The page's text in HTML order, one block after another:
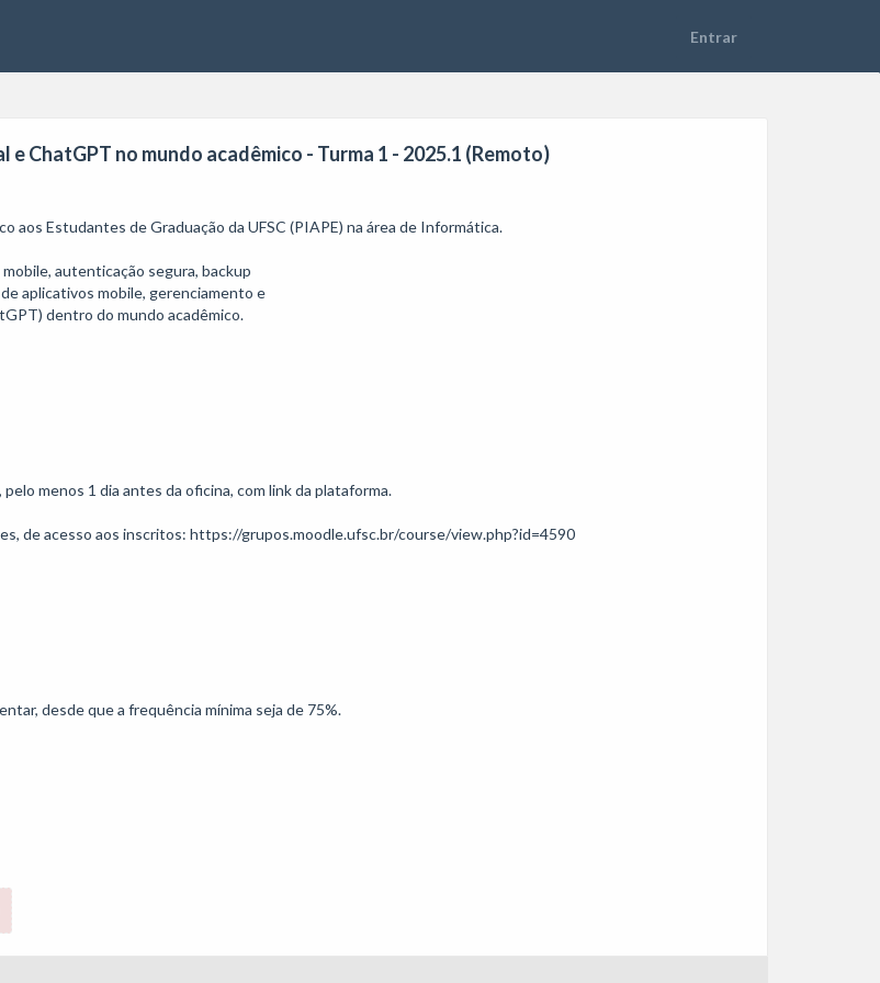
ChatGPT no mundo acadêmico - Turma 1 - 2025.1 (Remoto)
Estudantes de Graduação da UFSC (PIAPE) na área de Informática.
autenticação segura, backup
aplicativos mobile, gerenciamento e
dentro do mundo acadêmico.
menos 1 dia antes da oficina, com link da plataforma.
de acesso aos inscritos: https://grupos.moodle.ufsc.br/course/view.php?id=4590
desde que a frequência mínima seja de 75%.